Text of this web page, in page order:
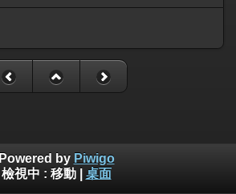
Powered by Piwigo
檢視中 : 移動| 桌面